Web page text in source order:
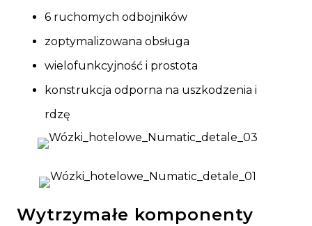
6 ruchomych odbojników
zoptymalizowana obsługa
wielofunkcyjność i prostota
konstrukcja odporna na uszkodzenia i
rdzę
Wytrzymałe komponenty